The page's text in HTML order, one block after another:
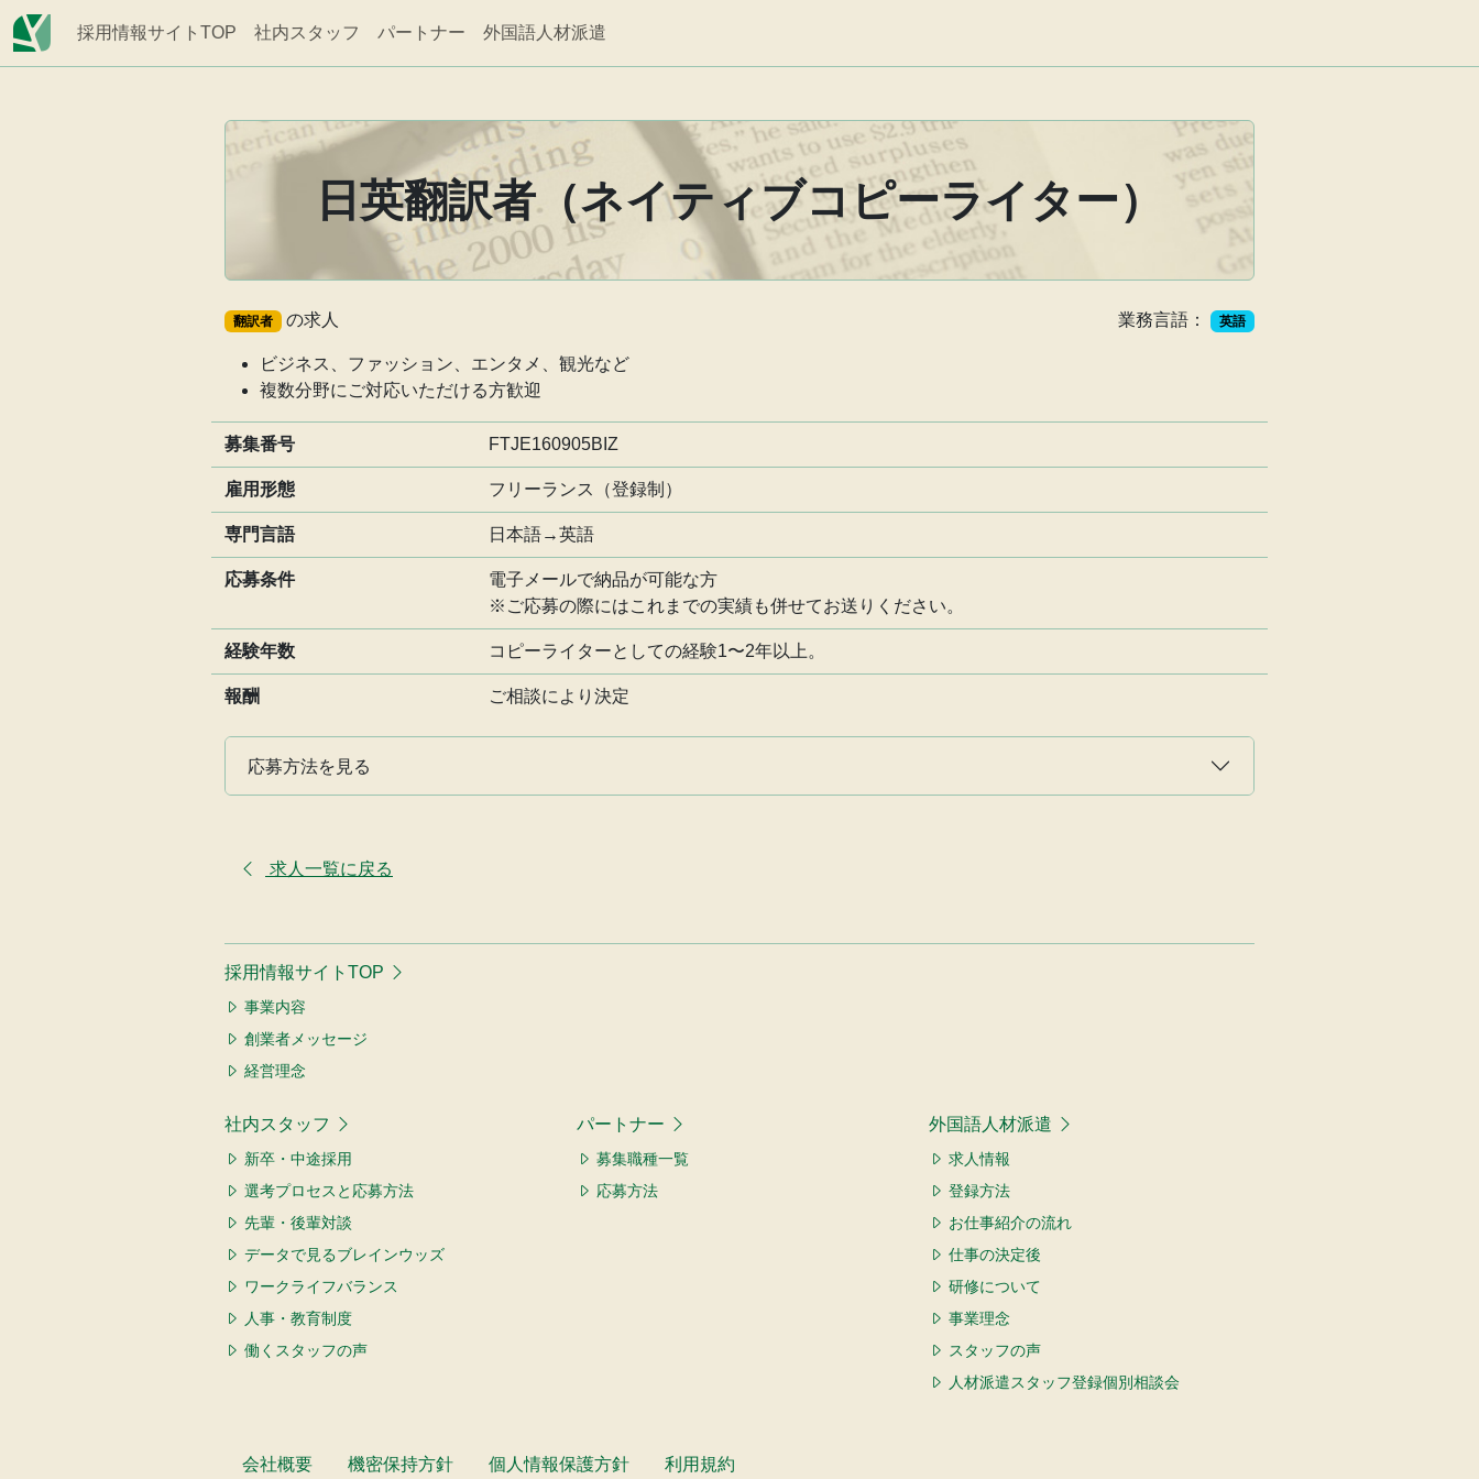
採用情報サイトTOP 社内スタッフ パートナー 外国語人材派遣
日英翻訳者（ネイティブコピーライター）
翻訳者 の求人 業務言語： 英語
ビジネス、ファッション、エンタメ、観光など
複数分野にご対応いただける方歓迎
募集番号 FTJE160905BIZ
雇用形態 フリーランス（登録制）
専門言語 日本語→英語
応募条件
電子メールで納品が可能な方
※ご応募の際にはこれまでの実績も併せてお送りください。
経験年数 コピーライターとしての経験1〜2年以上。
報酬 ご相談により決定
応募方法を見る
求人一覧に戻る
採用情報サイトTOP
事業内容
創業者メッセージ
経営理念
社内スタッフ
新卒・中途採用
選考プロセスと応募方法
先輩・後輩対談
データで見るブレインウッズ
ワークライフバランス
人事・教育制度
働くスタッフの声
パートナー
募集職種一覧
応募方法
外国語人材派遣
求人情報
登録方法
お仕事紹介の流れ
仕事の決定後
研修について
事業理念
スタッフの声
人材派遣スタッフ登録個別相談会
会社概要 機密保持方針 個人情報保護方針 利用規約